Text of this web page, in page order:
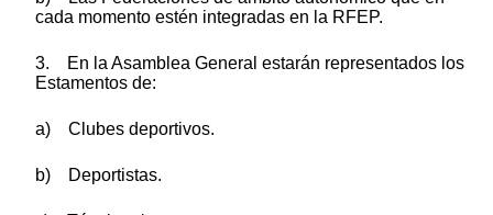
cada momento estén integradas en la RFEP.
3. En la Asamblea General estarán representados los
Estamentos de:
a) Clubes deportivos.
b) Deportistas.